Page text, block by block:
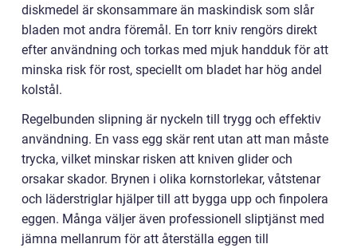
diskmedel är skonsammare än maskindisk som slår
bladen mot andra föremål. En torr kniv rengörs direkt
efter användning och torkas med mjuk handduk för att
minska risk för rost, speciellt om bladet har hög andel
kolstål.
Regelbunden slipning är nyckeln till trygg och effektiv
användning. En vass egg skär rent utan att man måste
trycka, vilket minskar risken att kniven glider och
orsakar skador. Brynen i olika kornstorlekar, våtstenar
och läderstriglar hjälper till att bygga upp och finpolera
eggen. Många väljer även professionell sliptjänst med
jämna mellanrum för att återställa eggen till